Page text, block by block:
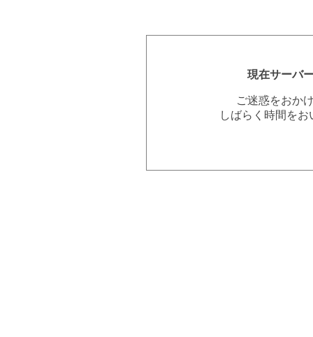
現在サーバ
ご迷惑をおか
しばらく時間を